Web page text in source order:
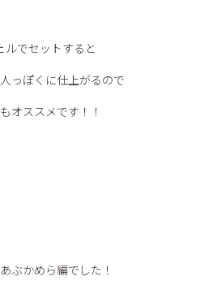
ルでセットすると
っぽくに仕上がるので
オススメです！！
ぶかめら編でした！